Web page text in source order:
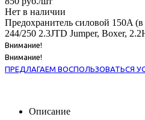
Нет в наличии
Предохранитель силовой 150A
244/250 2.3JTD Jumper, Boxer,
Внимание!
Внимание!
ПРЕДЛАГАЕМ ВОСПОЛЬЗОВАТЬСЯ
Описание